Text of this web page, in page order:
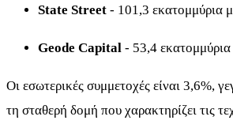
State Street - 101,3 εκατομμύρια
Geode Capital - 53,4
Οι εσωτερικές συμμετοχές είναι 3,6%,
τη σταθερή δομή που χαρακτηρίζει τις